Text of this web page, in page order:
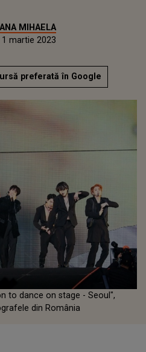
MIHAELA
martie 2023
preferată în Google
to dance on stage - Seoul",
din România